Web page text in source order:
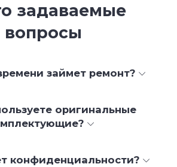
задаваемые
вопросы
займет ремонт?
оригинальные
конфиденциальности?